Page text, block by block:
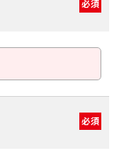
必須
必須